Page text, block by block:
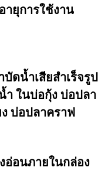
ายุการใช้งาน
ดน้ำเสียสำเร็จรูป
ำ ในบ่อกุ้ง บ่อปลา
บ่อปลาคราฟ
อ่อนภายในกล่อง